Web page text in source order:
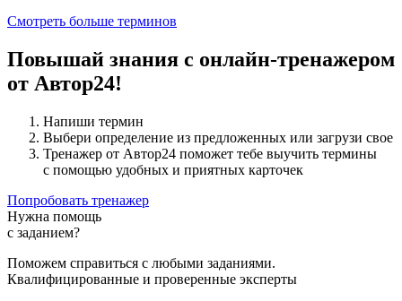
Смотреть больше терминов
Повышай знания с онлайн-тренажером
от Автор24!
Напиши термин
Выбери определение из предложенных или загрузи свое
Тренажер от Автор24 поможет тебе выучить термины
с помощью удобных и приятных карточек
Попробовать тренажер
Нужна помощь
с заданием?
Поможем справиться с любыми заданиями.
Квалифицированные и проверенные эксперты